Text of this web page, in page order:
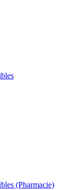
(Pharmacie)